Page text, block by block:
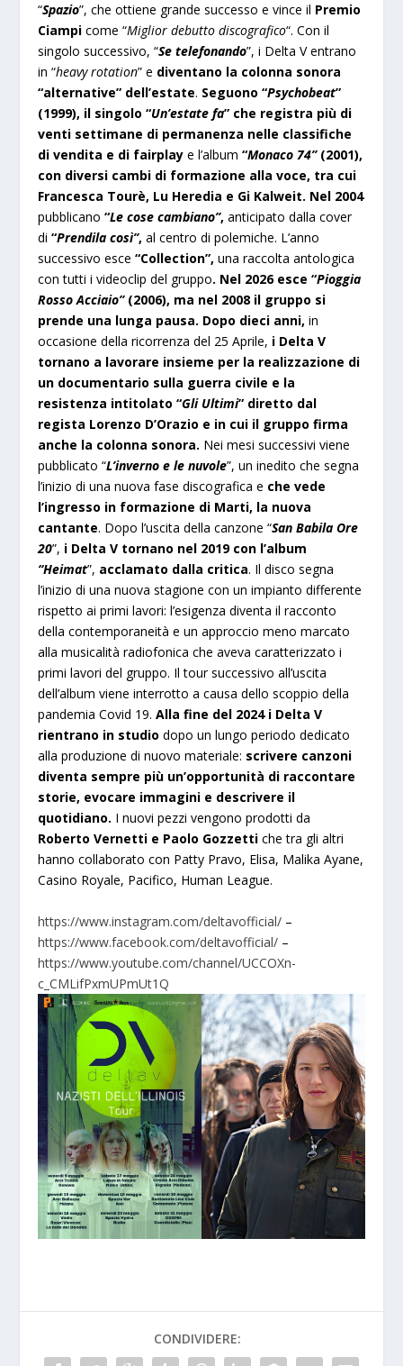
“Spazio”, che ottiene grande successo e vince il Premio
Ciampi come “Miglior debutto discografico“. Con il
singolo successivo, “Se telefonando”, i Delta V entrano
in “heavy rotation” e diventano la colonna sonora
“alternative” dell’estate. Seguono “Psychobeat”
(1999), il singolo “Un’estate fa” che registra più di
venti settimane di permanenza nelle classifiche
di vendita e di fairplaye l’album “Monaco 74”(2001),
con diversi cambi di formazione alla voce, tra cui
Francesca Tourè, Lu Heredia e Gi Kalweit. Nel 2004
pubblicano “Le cose cambiano”,anticipato dalla cover
di “Prendila così”,al centro di polemiche. L’anno
successivo esce “Collection”,una raccolta antologica
con tutti i videoclip del gruppo. Nel 2026 esce “Pioggia
Rosso Acciaio”(2006), ma nel 2008 il gruppo si
prende una lunga pausa. Dopo dieci anni, in
occasione della ricorrenza del 25 Aprile, i Delta V
tornano a lavorare insieme per la realizzazione di
un documentario sulla guerra civile e la
resistenza intitolato “Gli Ultimi” diretto dal
regista Lorenzo D’Orazio e in cui il gruppo firma
anche la colonna sonora. Nei mesi successivi viene
pubblicato “L’inverno e le nuvole”, un inedito che segna
l’inizio di una nuova fase discografica e che vede
l’ingresso in formazione di Marti, la nuova
cantante. Dopo l’uscita della canzone “San Babila Ore
20”, i Delta V tornano nel 2019 con l’album
“Heimat”, acclamato dalla critica. Il disco segna
l’inizio di una nuova stagione con un impianto differente
rispetto ai primi lavori: l’esigenza diventa il racconto
della contemporaneità e un approccio meno marcato
alla musicalità radiofonica che aveva caratterizzato i
primi lavori del gruppo. Il tour successivo all’uscita
dell’album viene interrotto a causa dello scoppio della
pandemia Covid 19.Alla fine del 2024 i Delta V
rientrano in studio dopo un lungo periodo dedicato
alla produzione di nuovo materiale: scrivere canzoni
diventa sempre più un’opportunità di raccontare
storie, evocare immagini e descrivere il
quotidiano. I nuovi pezzi vengono prodotti da
Roberto Vernetti e Paolo Gozzettiche tra gli altri
hanno collaborato con Patty Pravo, Elisa, Malika Ayane,
Casino Royale, Pacifico, Human League.
https://www.instagram.com/deltavofficial/ –
https://www.facebook.com/deltavofficial/ –
https://www.youtube.com/channel/UCCOXn-
c_CMLifPxmUPmUt1Q
CONDIVIDERE: